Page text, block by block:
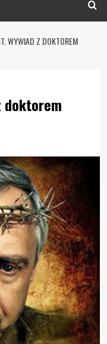
WYWIAD Z DOKTOREM
doktorem